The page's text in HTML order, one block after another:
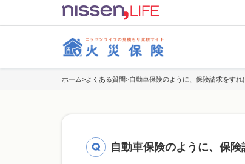
ホーム よくある質問 自動車保険のように、保険請求をす
自動車保険のように、保